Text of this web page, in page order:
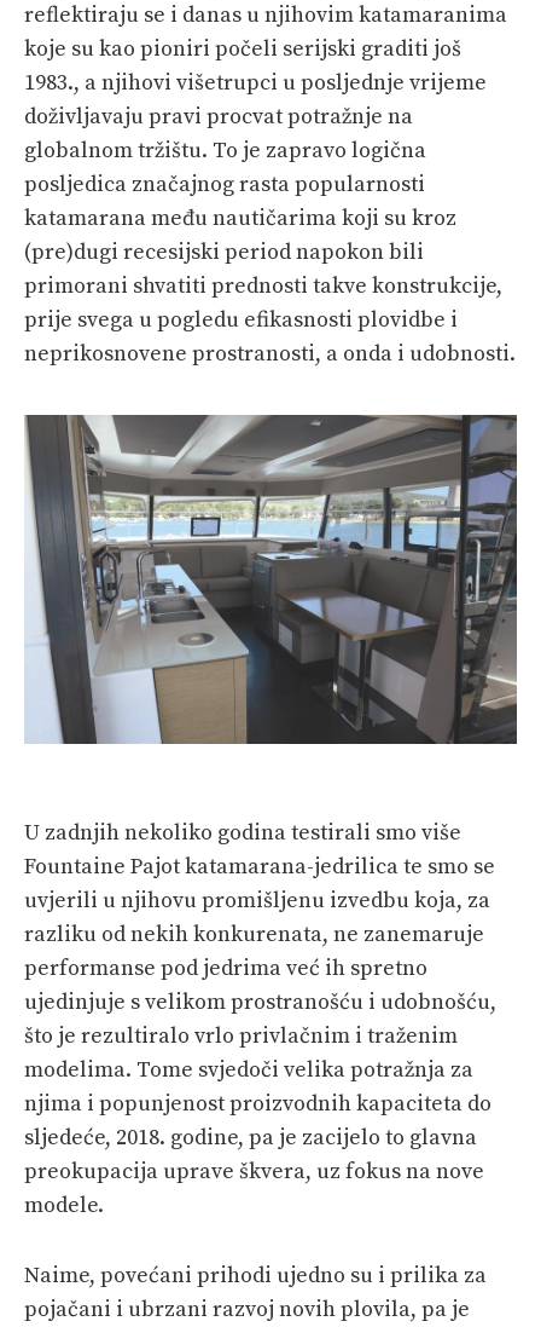
reflektiraju se i danas u njihovim katamaranima
koje su kao pioniri počeli serijski graditi još
1983., a njihovi višetrupci u posljednje vrijeme
doživljavaju pravi procvat potražnje na
globalnom tržištu. To je zapravo logična
posljedica značajnog rasta popularnosti
katamarana među nautičarima koji su kroz
(pre)dugi recesijski period napokon bili
primorani shvatiti prednosti takve konstrukcije,
prije svega u pogledu efikasnosti plovidbe i
neprikosnovene prostranosti, a onda i udobnosti.
U zadnjih nekoliko godina testirali smo više
Fountaine Pajot katamarana-jedrilica te smo se
uvjerili u njihovu promišljenu izvedbu koja, za
razliku od nekih konkurenata, ne zanemaruje
performanse pod jedrima već ih spretno
ujedinjuje s velikom prostranošću i udobnošću,
što je rezultiralo vrlo privlačnim i traženim
modelima. Tome svjedoči velika potražnja za
njima i popunjenost proizvodnih kapaciteta do
sljedeće, 2018. godine, pa je zacijelo to glavna
preokupacija uprave škvera, uz fokus na nove
modele.
Naime, povećani prihodi ujedno su i prilika za
pojačani i ubrzani razvoj novih plovila, pa je